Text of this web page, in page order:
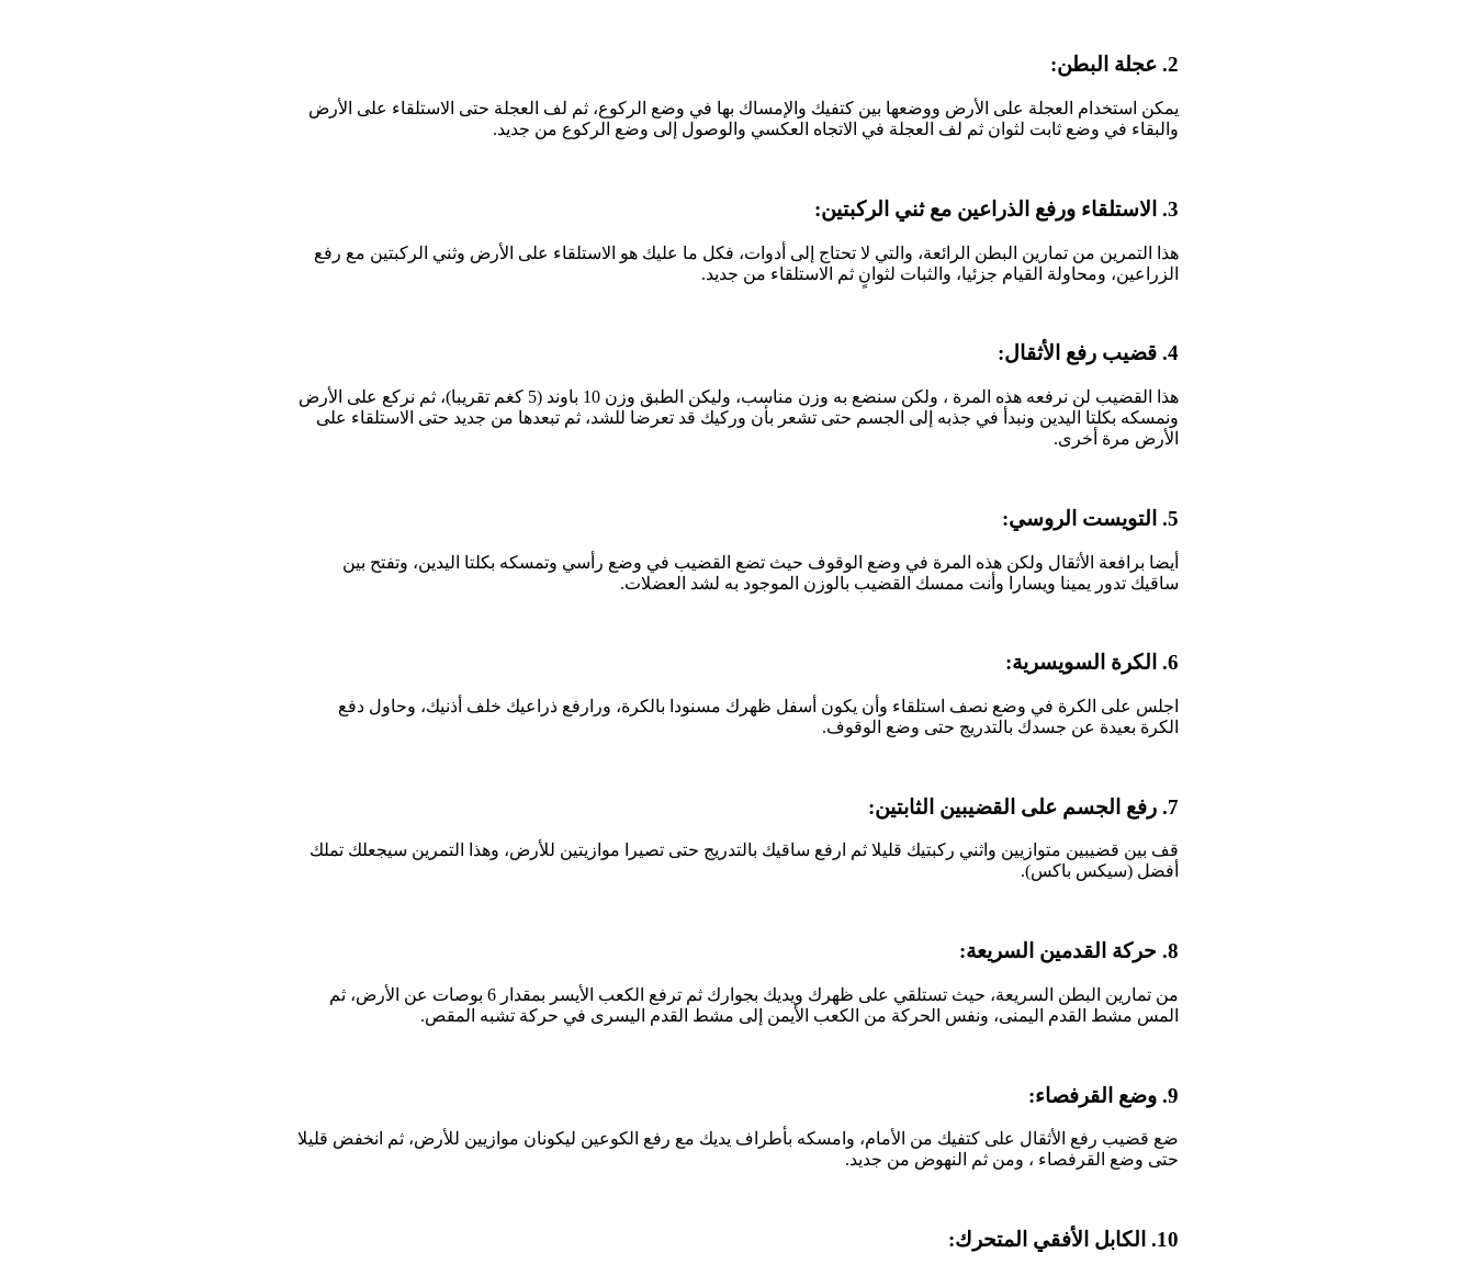
2. عجلة البطن:
يمكن استخدام العجلة على الأرض ووضعها بين كتفيك والإمساك بها في وضع الركوع، ثم لف العجلة حتى الاستلقاء على الأرض
والبقاء في وضع ثابت لثوان ثم لف العجلة في الاتجاه العكسي والوصول إلى وضع الركوع من جديد.
3. الاستلقاء ورفع الذراعين مع ثني الركبتين:
هذا التمرين من تمارين البطن الرائعة، والتي لا تحتاج إلى أدوات، فكل ما عليك هو الاستلقاء على الأرض وثني الركبتين مع رفع
الزراعين، ومحاولة القيام جزئيا، والثبات لثوانٍ ثم الاستلقاء من جديد.
4. قضيب رفع الأثقال:
هذا القضيب لن نرفعه هذه المرة ، ولكن سنضع به وزن مناسب، وليكن الطبق وزن 10 باوند (5 كغم تقريبا)، ثم نركع على الأرض
ونمسكه بكلتا اليدين ونبدأ في جذبه إلى الجسم حتى تشعر بأن وركيك قد تعرضا للشد، ثم تبعدها من جديد حتى الاستلقاء على
الأرض مرة أخرى.
5. التويست الروسي:
أيضا برافعة الأثقال ولكن هذه المرة في وضع الوقوف حيث تضع القضيب في وضع رأسي وتمسكه بكلتا اليدين، وتفتح بين
ساقيك تدور يمينا ويسارا وأنت ممسك القضيب بالوزن الموجود به لشد العضلات.
6. الكرة السويسرية:
اجلس على الكرة في وضع نصف استلقاء وأن يكون أسفل ظهرك مسنودا بالكرة، ورارفع ذراعيك خلف أذنيك، وحاول دفع
الكرة بعيدة عن جسدك بالتدريج حتى وضع الوقوف.
7. رفع الجسم على القضيبين الثابتين:
قف بين قضيبين متوازيين واثني ركبتيك قليلا ثم ارفع ساقيك بالتدريج حتى تصيرا موازيتين للأرض، وهذا التمرين سيجعلك تملك
أفضل (سيكس باكس).
8. حركة القدمين السريعة:
من تمارين البطن السريعة، حيث تستلقي على ظهرك ويديك بجوارك ثم ترفع الكعب الأيسر بمقدار 6 بوصات عن الأرض، ثم
المس مشط القدم اليمنى، ونفس الحركة من الكعب الأيمن إلى مشط القدم اليسرى في حركة تشبه المقص.
9. وضع القرفصاء:
ضع قضيب رفع الأثقال على كتفيك من الأمام، وامسكه بأطراف يديك مع رفع الكوعين ليكونان موازيين للأرض، ثم انخفض قليلا
حتى وضع القرفصاء ، ومن ثم النهوض من جديد.
10. الكابل الأفقي المتحرك: